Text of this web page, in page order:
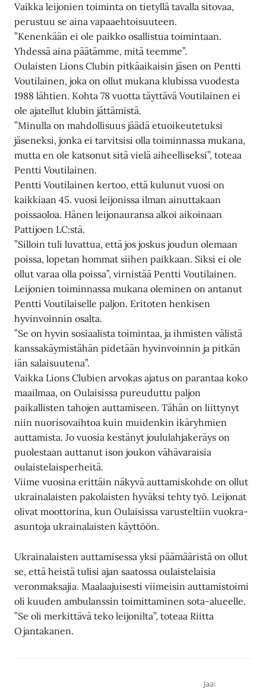
Vaikka leijonien toiminta on tietyllä tavalla sitovaa,
perustuu se aina vapaaehtoisuuteen.
”Kenenkään ei ole paikko osallistua toimintaan.
Yhdessä aina päätämme, mitä teemme”.
Oulaisten Lions Clubin pitkäaikaisin jäsen on Pentti
Voutilainen, joka on ollut mukana klubissa vuodesta
1988 lähtien. Kohta 78 vuotta täyttävä Voutilainen ei
ole ajatellut klubin jättämistä.
”Minulla on mahdollisuus jäädä etuoikeutetuksi
jäseneksi, jonka ei tarvitsisi olla toiminnassa mukana,
mutta en ole katsonut sitä vielä aiheelliseksi”, toteaa
Pentti Voutilainen.
Pentti Voutilainen kertoo, että kulunut vuosi on
kaikkiaan 45. vuosi leijonissa ilman ainuttakaan
poissaoloa. Hänen leijonauransa alkoi aikoinaan
Pattijoen LC:stä.
”Silloin tuli luvattua, että jos joskus joudun olemaan
poissa, lopetan hommat siihen paikkaan. Siksi ei ole
ollut varaa olla poissa”, virnistää Pentti Voutilainen.
Leijonien toiminnassa mukana oleminen on antanut
Pentti Voutilaiselle paljon. Eritoten henkisen
hyvinvoinnin osalta.
”Se on hyvin sosiaalista toimintaa, ja ihmisten välistä
kanssakäymistähän pidetään hyvinvoinnin ja pitkän
iän salaisuutena”.
Vaikka Lions Clubien arvokas ajatus on parantaa koko
maailmaa, on Oulaisissa pureuduttu paljon
paikallisten tahojen auttamiseen. Tähän on liittynyt
niin nuorisovaihtoa kuin muidenkin ikäryhmien
auttamista. Jo vuosia kestänyt joululahjakeräys on
puolestaan auttanut ison joukon vähävaraisia
oulaistelaisperheitä.
Viime vuosina erittäin näkyvä auttamiskohde on ollut
ukrainalaisten pakolaisten hyväksi tehty työ. Leijonat
olivat moottorina, kun Oulaisissa varusteltiin vuokra-
asuntoja ukrainalaisten käyttöön.
Ukrainalaisten auttamisessa yksi päämääristä on ollut
se, että heistä tulisi ajan saatossa oulaistelaisia
veronmaksajia. Maalaajuisesti viimeisin auttamistoimi
oli kuuden ambulanssin toimittaminen sota-alueelle.
”Se oli merkittävä teko leijonilta”, toteaa Riitta
Ojantakanen.
Jaa: